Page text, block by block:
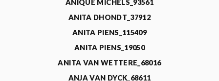
ANIQUE MICHELS_93561
ANITA DHONDT_37912
ANITA PIENS_115409
ANITA PIENS_19050
ANITA VAN WETTERE_68016
ANJA VAN DYCK_68611